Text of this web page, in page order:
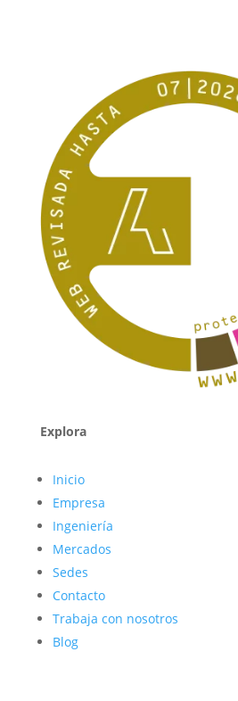
Explora
Inicio
Empresa
Ingeniería
Mercados
Sedes
Contacto
Trabaja con nosotros
Blog